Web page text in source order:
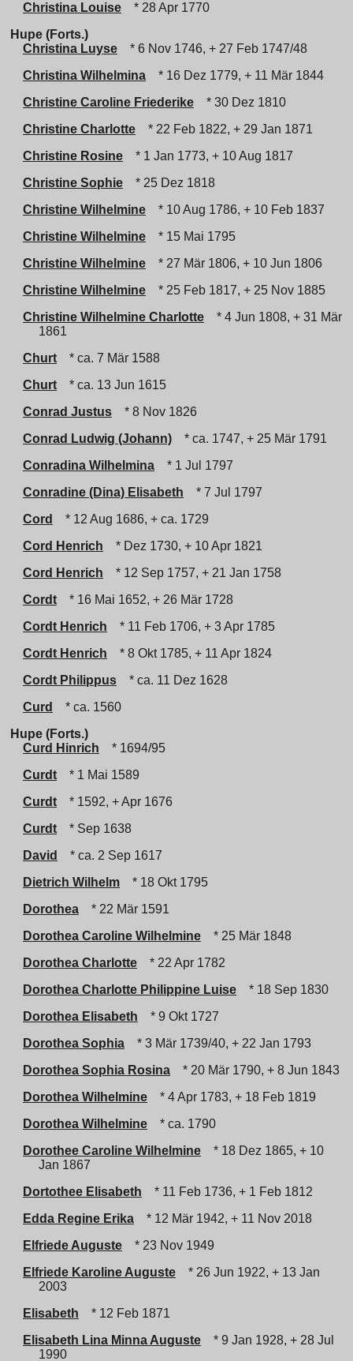
Christina Louise
* 28 Apr 1770
Hupe (Forts.)
Christina Luyse
* 6 Nov 1746, + 27 Feb 1747/48
Christina Wilhelmina
* 16 Dez 1779, + 11 Mär 1844
Christine Caroline Friederike
* 30 Dez 1810
Christine Charlotte
* 22 Feb 1822, + 29 Jan 1871
Christine Rosine
* 1 Jan 1773, + 10 Aug 1817
Christine Sophie
* 25 Dez 1818
Christine Wilhelmine
* 10 Aug 1786, + 10 Feb 1837
Christine Wilhelmine
* 15 Mai 1795
Christine Wilhelmine
* 27 Mär 1806, + 10 Jun 1806
Christine Wilhelmine
* 25 Feb 1817, + 25 Nov 1885
Christine Wilhelmine Charlotte
* 4 Jun 1808, + 31 Mär
1861
Churt
* ca. 7 Mär 1588
Churt
* ca. 13 Jun 1615
Conrad Justus
* 8 Nov 1826
Conrad Ludwig (Johann)
* ca. 1747, + 25 Mär 1791
Conradina Wilhelmina
* 1 Jul 1797
Conradine (Dina) Elisabeth
* 7 Jul 1797
Cord
* 12 Aug 1686, + ca. 1729
Cord Henrich
* Dez 1730, + 10 Apr 1821
Cord Henrich
* 12 Sep 1757, + 21 Jan 1758
Cordt
* 16 Mai 1652, + 26 Mär 1728
Cordt Henrich
* 11 Feb 1706, + 3 Apr 1785
Cordt Henrich
* 8 Okt 1785, + 11 Apr 1824
Cordt Philippus
* ca. 11 Dez 1628
Curd
* ca. 1560
Hupe (Forts.)
Curd Hinrich
* 1694/95
Curdt
* 1 Mai 1589
Curdt
* 1592, + Apr 1676
Curdt
* Sep 1638
David
* ca. 2 Sep 1617
Dietrich Wilhelm
* 18 Okt 1795
Dorothea
* 22 Mär 1591
Dorothea Caroline Wilhelmine
* 25 Mär 1848
Dorothea Charlotte
* 22 Apr 1782
Dorothea Charlotte Philippine Luise
* 18 Sep 1830
Dorothea Elisabeth
* 9 Okt 1727
Dorothea Sophia
* 3 Mär 1739/40, + 22 Jan 1793
Dorothea Sophia Rosina
* 20 Mär 1790, + 8 Jun 1843
Dorothea Wilhelmine
* 4 Apr 1783, + 18 Feb 1819
Dorothea Wilhelmine
* ca. 1790
Dorothee Caroline Wilhelmine
* 18 Dez 1865, + 10
Jan 1867
Dortothee Elisabeth
* 11 Feb 1736, + 1 Feb 1812
Edda Regine Erika
* 12 Mär 1942, + 11 Nov 2018
Elfriede Auguste
* 23 Nov 1949
Elfriede Karoline Auguste
* 26 Jun 1922, + 13 Jan
2003
Elisabeth
* 12 Feb 1871
Elisabeth Lina Minna Auguste
* 9 Jan 1928, + 28 Jul
1990